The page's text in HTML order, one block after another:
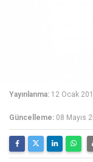
Yayınlanma: 12 Ocak
Güncelleme: 08 Mayıs